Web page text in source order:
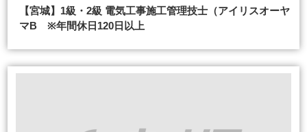
【宮城】1級・2級 電気工事施工管理技士（アイリスオーヤ
マB ※年間休日120日以上